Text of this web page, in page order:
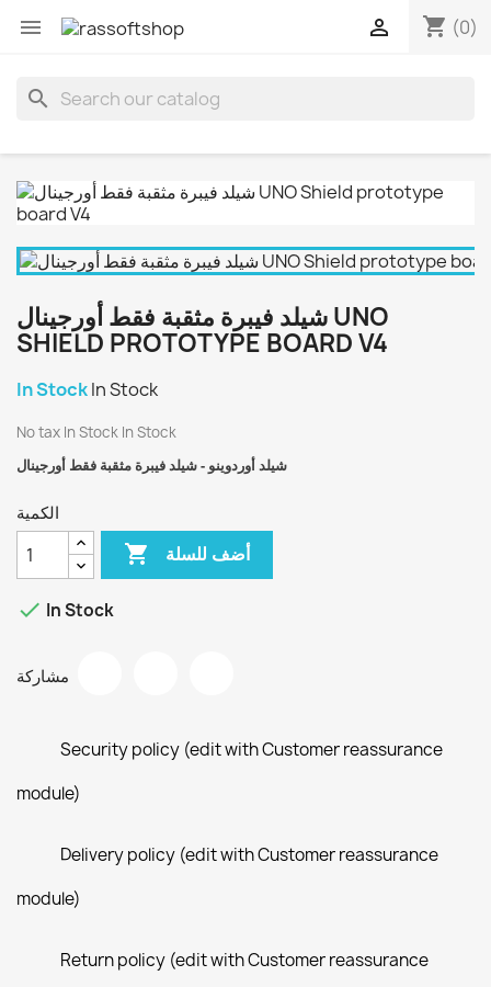
 shopping_cart (0)

search
شيلد فيبرة مثقبة فقط أورجينال UNO
SHIELD PROTOTYPE BOARD V4
In StockIn Stock
No tax In Stock In Stock
شيلد أوردوينو - شيلد فيبرة مثقبة فقط أورجينال
الكمية
 أضف للسلة
 In Stock
مشاركة
Security policy (edit with Customer reassurance
module)
Delivery policy (edit with Customer reassurance
module)
Return policy (edit with Customer reassurance